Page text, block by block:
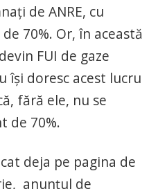
de ANRE, cu
70%. Or, în această
FUI de gaze
își doresc acest lucru
fără ele, nu se
de 70%.
deja pe pagina de
anunțul de